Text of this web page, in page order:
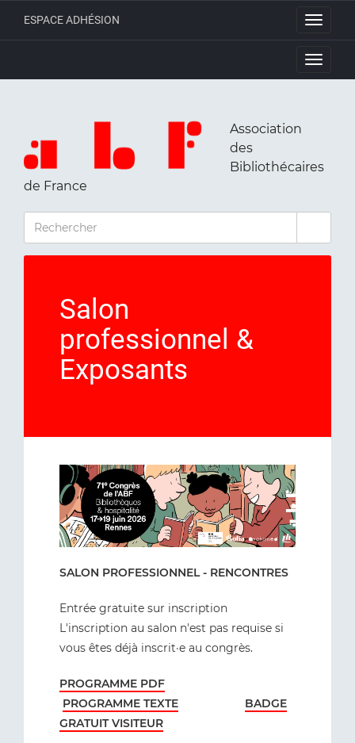
Toggle
ESPACE ADHÉSION
Toggle
Association
des
Bibliothécaires
de France
RECHERCHER
Salon
professionnel &
Exposants
SALON PROFESSIONNEL - RENCONTRES
Entrée gratuite sur inscription
L'inscription au salon n'est pas requise si
vous êtes déjà inscrit·e au congrès.
PROGRAMME PDF
PROGRAMME TEXTE
BADGE
GRATUIT VISITEUR